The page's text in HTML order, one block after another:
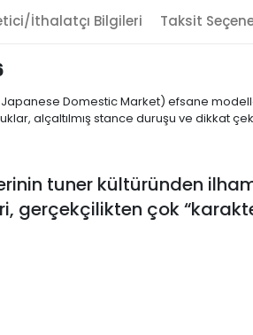
İthalatçı Bilgileri Taksit
Domestic Market) efsane
alçaltılmış stance duruşu ve dikkat
tuner kültüründen
gerçekçilikten çok